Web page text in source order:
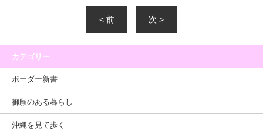
< 前 次 >
カテゴリー
ボーダー新書
御願のある暮らし
沖縄を見て歩く